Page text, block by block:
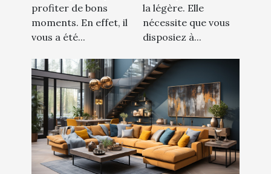
profiter de bons
moments. En effet, il
vous a été...
la légère. Elle
nécessite que vous
disposiez à...